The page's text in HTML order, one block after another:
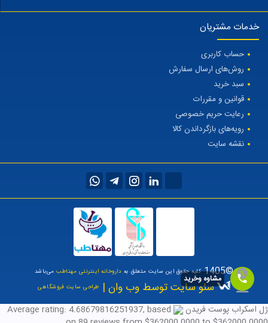
خدمات مشتریان
حساب کاربری
روش‌های ارسال سفارش
سبد خرید
قوانین و مقررات
رعایت حریم خصوصی
رویه‌های بازگرداندن کالا
نقشه سایت
©1405 کلیه حقوق این سایت متعلق به داروخانه اینترنتی مهتاطبمی‌باشد
سئو سایت توسط وب وان | طراحی سایت فروشگاهی
ژل اسکراب پوست فریدن Average rating: 4.68679816251937, based
مشاوه وخرید